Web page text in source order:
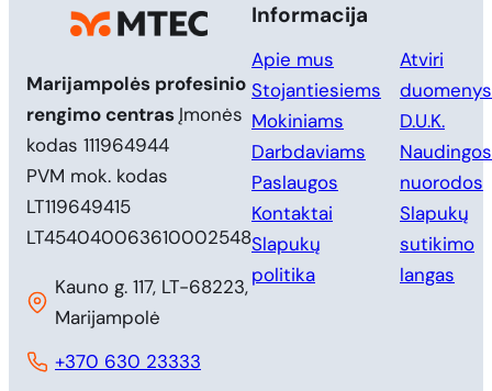
Marijampolės profesinio
rengimo centras Įmonės
kodas 111964944
PVM mok. kodas
LT119649415
LT454040063610002548
Kauno g. 117, LT-68223,
Marijampolė
+370 630 23333
Informacija
Apie mus
Stojantiesiems
Mokiniams
Darbdaviams
Paslaugos
Kontaktai
Slapukų
politika
Atviri
duomenys
D.U.K.
Naudingos
nuorodos
Slapukų
sutikimo
langas